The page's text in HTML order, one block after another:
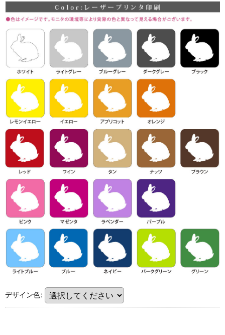
デザイン色: